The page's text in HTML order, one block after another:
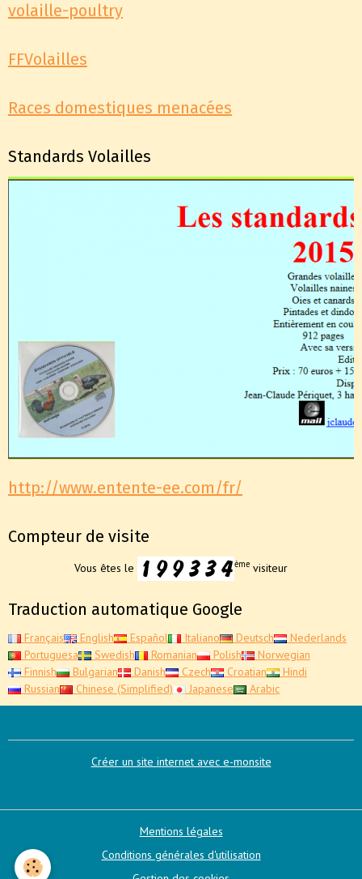
volaille-poultry
FFVolailles
Races domestiques menacées
Standards Volailles
http://www.entente-ee.com/fr/
Compteur de visite
Vous êtes le ème visiteur
Traduction automatique Google
Français English Español Italiano Deutsch
Nederlands
Portuguesa
Swedish Romanian Polish
Norwegian
Finnish
Bulgarian Danish Czech Croatian
Hindi
Russian
Chinese (Simplified) Japanese Arabic
Créer un site internet avec e-monsite
Mentions légales
Conditions générales d'utilisation